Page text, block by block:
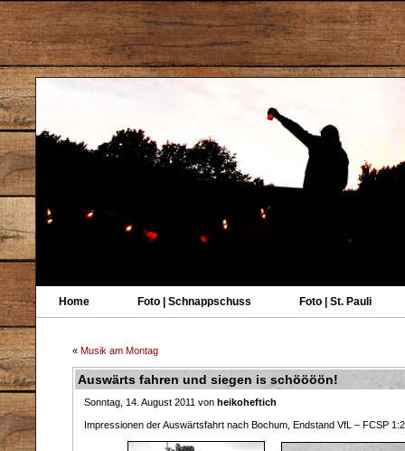
Home Foto | Schnappschuss Foto | St. Pauli
« Musik am Montag
Auswärts fahren und siegen is schöööön!
Sonntag, 14. August 2011 von heikoheftich
Impressionen der Auswärtsfahrt nach Bochum, Endstand VfL – FCSP 1:2